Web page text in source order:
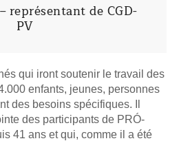
représentant de CGD-
PV
qui iront soutenir le travail des
enfants, jeunes, personnes
des besoins spécifiques. Il
des participants de PRÓ-
41 ans et qui, comme il a été